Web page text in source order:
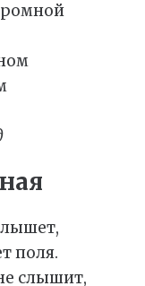
поля.
слышит,